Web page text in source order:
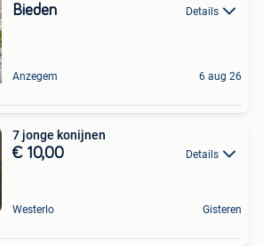
Bieden Details
Anzegem 6 aug 26
7 jonge konijnen
€ 10,00 Details
Westerlo Gisteren